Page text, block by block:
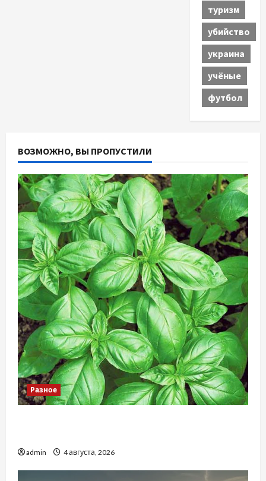
туризм
убийство
украина
учёные
футбол
ВОЗМОЖНО, ВЫ ПРОПУСТИЛИ
Разное
admin 4 августа, 2026